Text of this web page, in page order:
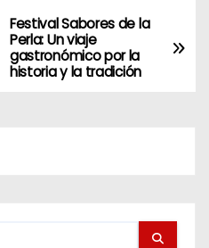
Festival Sabores de la
Perla: Un viaje
gastronómico por la
historia y la tradición